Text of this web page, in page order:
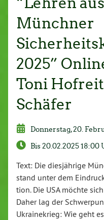
Münchner
2025”
Toni
Schäfer
Don­ners­tag, 20.
Bis 20.02.2025 18:00
Text: Die dies­jäh­ri­ge
stand unter dem
ti­on. Die USA möchte
Daher lag der
Ukrai­ne­krieg: Wie geht